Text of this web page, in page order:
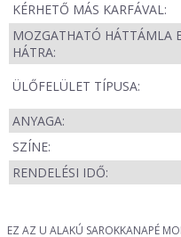
KÉRHETŐ MÁS KARFÁVAL:
MOZGATHATÓ HÁTTÁMLA
HÁTRA:
ÜLŐFELÜLET TÍPUSA:
ANYAGA:
SZÍNE:
RENDELÉSI IDŐ:
EZ AZ U ALAKÚ SAROKKANAPÉ